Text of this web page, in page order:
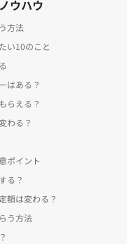
ウハウ
方法
い10のこと
はある？
らえる？
わる？
ポイント
る？
額は変わる？
う方法